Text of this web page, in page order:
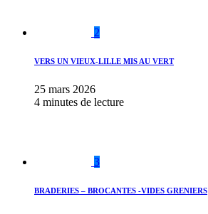
2
VERS UN VIEUX-LILLE MIS AU VERT
25 mars 2026
4 minutes de lecture
3
BRADERIES – BROCANTES -VIDES GRENIERS